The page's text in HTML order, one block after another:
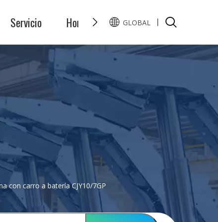
Servicio Honor Preguntas y
GLOBAL
Pусский
con carro a batería CJY10/7GP